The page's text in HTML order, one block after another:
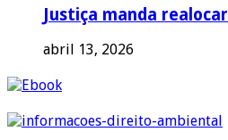
Justiça manda
abril 13, 2026